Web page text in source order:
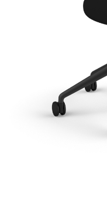
Opens
Opens